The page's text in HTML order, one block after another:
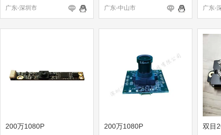
广东-深圳市
广东-中山市
广东-
200万1080P 200万1080P 双目